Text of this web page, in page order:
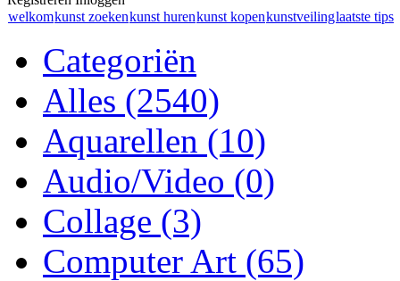
welkomkunst zoekenkunst hurenkunst kopenkunstveilinglaatste tips
Categoriën
Alles (2540)
Aquarellen (10)
Audio/Video (0)
Collage (3)
Computer Art (65)